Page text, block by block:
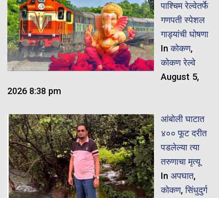
पाश्चिम रेल्वेतर्फे
गणपती स्पेशल
गाड्यांची घोषणा
Inकोकण,
कोकण रेल्वे
August 5,
2026 8:38 pm
आंबोली घाटात
४०० फूट दरीत
पडलेल्या त्या
तरुणाचा मृत्यू
In अपघात,
कोकण,सिंधुदुर्ग